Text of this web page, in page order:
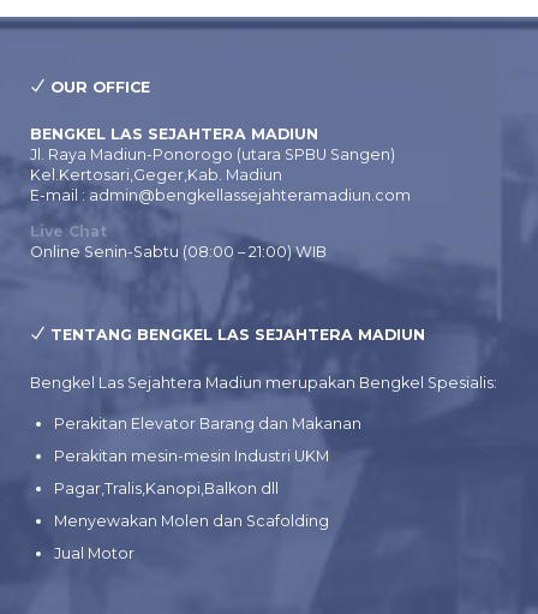
OUR OFFICE
BENGKEL LAS SEJAHTERA MADIUN
Jl. Raya Madiun-Ponorogo (utara SPBU Sangen)
Kel.Kertosari,Geger,Kab. Madiun
E-mail : admin@bengkellassejahteramadiun.com
Live Chat
Online Senin-Sabtu (08:00 – 21:00) WIB
TENTANG BENGKEL LAS SEJAHTERA MADIUN
Bengkel Las Sejahtera Madiun merupakan Bengkel Spesialis:
Perakitan Elevator Barang dan Makanan
Perakitan mesin-mesin Industri UKM
Pagar,Tralis,Kanopi,Balkon dll
Menyewakan Molen dan Scafolding
Jual Motor